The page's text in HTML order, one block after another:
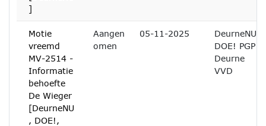
]
Motie
vreemd
MV-2514 -
Informatie
behoefte
De Wieger
[DeurneNU
, DOE!,
Aangen
omen
05-11-2025
DeurneNU
DOE! PGP
Deurne
VVD